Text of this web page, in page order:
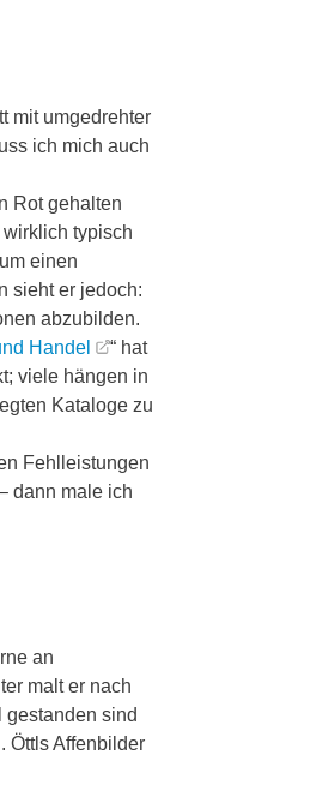
mit umgedrehter
ich mich auch
Rot gehalten
typisch
einen
sieht er jedoch:
abzubilden.
Handel
“ hat
viele hängen in
Kataloge zu
Fehlleistungen
dann male ich
an
malt er nach
gestanden sind
Öttls Affenbilder